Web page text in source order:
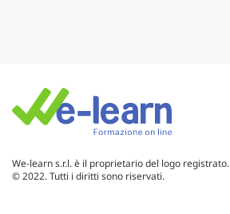
We-learn s.r.l. è il proprietario del logo registrato.
© 2022. Tutti i diritti sono riservati.